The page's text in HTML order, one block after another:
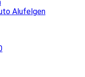
Alufelgen